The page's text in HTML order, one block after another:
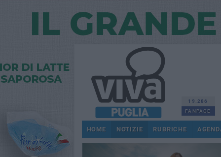
19.286
FANPAGE
HOME NOTIZIE RUBRICHE